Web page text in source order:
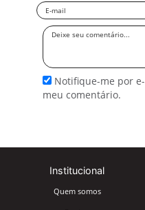
Email
Deixe
Notifique-me por
meu comentário.
Institucional
Quem somos